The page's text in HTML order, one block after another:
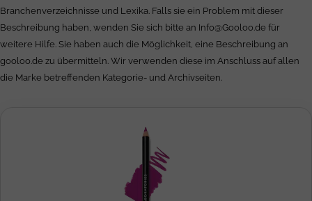
Branchenverzeichnisse und Lexika. Falls sie ein Problem mit dieser
Beschreibung haben, wenden Sie sich bitte an Info@Gooloo.de für
weitere Hilfe. Sie haben auch die Möglichkeit, eine Beschreibung an
gooloo.de zu übermitteln. Wir verwenden diese im Anschluss auf allen
die Marke betreffenden Kategorie- und Archivseiten.